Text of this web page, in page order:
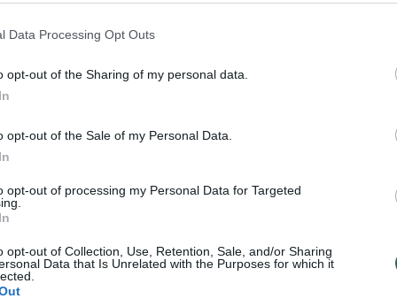
Data Processing Opt Outs
opt-out of the Sharing of my personal data.
opt-out of the Sale of my Personal Data.
opt-out of processing my Personal Data for Targeted
opt-out of Collection, Use, Retention, Sale, and/or Sharing
Data that Is Unrelated with the Purposes for which it
diskusija: Rusija – Europos šeimos narė?
pavojingą įprotį: tą daro daugiau nei pusė